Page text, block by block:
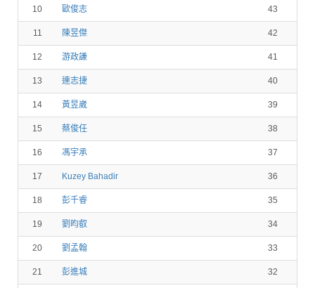
10 歐俊志 43
11 陳昱傑 42
12 游政謙 41
13 連志捷 40
14 黃昱崴 39
15 蔡俊任 38
16 馮宇承 37
17 Kuzey Bahadir 36
18 彭千睿 35
19 劉昀叡 34
20 劉孟翰 33
21 彭進城 32